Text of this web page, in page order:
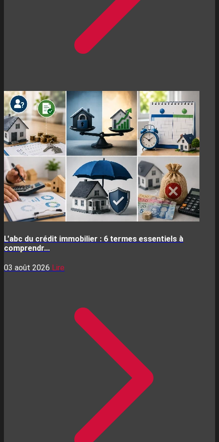
L'abc du crédit immobilier : 6 termes essentiels à
comprendr...
03 août 2026 Lire